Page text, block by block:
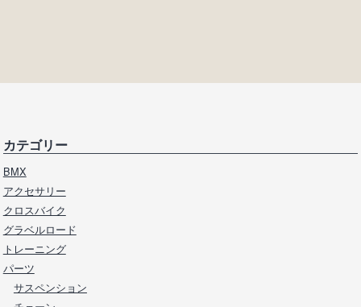
カテゴリー
BMX
アクセサリー
クロスバイク
グラベルロード
トレーニング
パーツ
サスペンション